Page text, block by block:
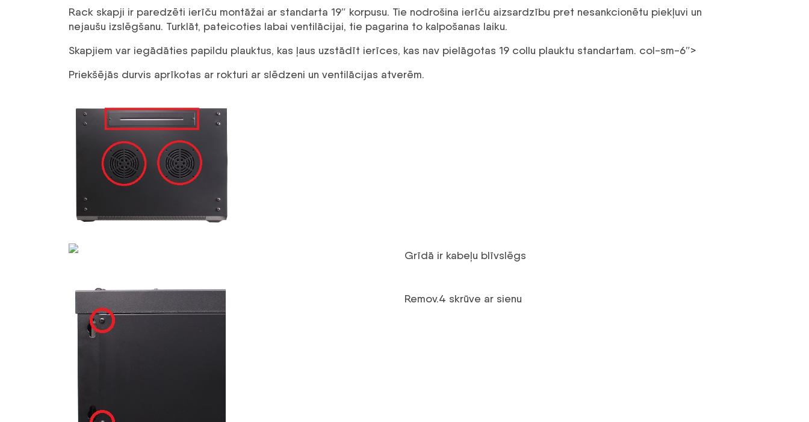
Rack skapji ir paredzēti ierīču montāžai ar standarta 19″ korpusu. Tie nodrošina ierīču aizsardzību pret nesankcionētu piekļuvi un
nejaušu izslēgšanu. Turklāt, pateicoties labai ventilācijai, tie pagarina to kalpošanas laiku.
Skapjiem var iegādāties papildu plauktus, kas ļaus uzstādīt ierīces, kas nav pielāgotas 19 collu plauktu standartam. col-sm-6″>
Priekšējās durvis aprīkotas ar rokturi ar slēdzeni un ventilācijas atverēm.
Grīdā ir kabeļu blīvslēgs
Remov.4 skrūve ar sienu